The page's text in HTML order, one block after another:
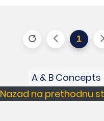
1
A & B Concepts
Nazad na prethodnu